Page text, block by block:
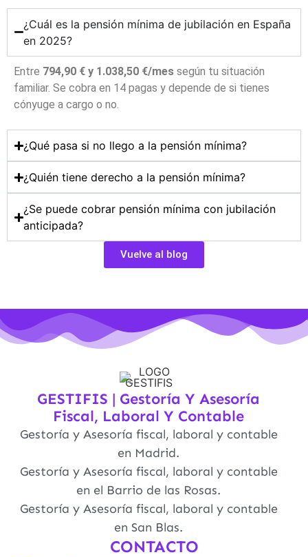
¿Cuál es la pensión mínima de jubilación en España
en 2025?
Entre 794,90 € y 1.038,50 €/mes según tu situación
familiar. Se cobra en 14 pagas y depende de si tienes
cónyuge a cargo o no.
¿Qué pasa si no llego a la pensión mínima?
¿Quién tiene derecho a la pensión mínima?
¿Se puede cobrar pensión mínima con jubilación
anticipada?
Vuelve al blog
GESTIFIS | Gestoría Y Asesoría
Fiscal, Laboral Y Contable
Gestoría y Asesoría fiscal, laboral y contable
en Madrid.
Gestoría y Asesoría fiscal, laboral y contable
en el Barrio de las Rosas.
Gestoría y Asesoría fiscal, laboral y contable
en San Blas.
CONTACTO